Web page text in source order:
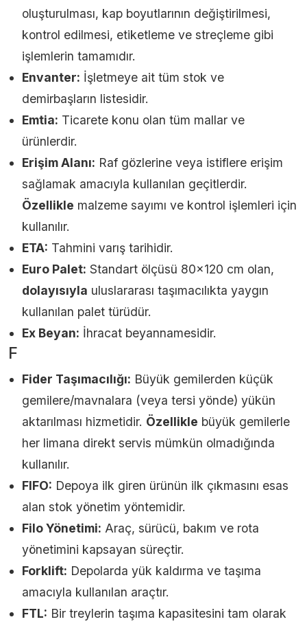
oluşturulması, kap boyutlarının değiştirilmesi,
kontrol edilmesi, etiketleme ve streçleme gibi
işlemlerin tamamıdır.
Envanter: İşletmeye ait tüm stok ve
demirbaşların listesidir.
Emtia: Ticarete konu olan tüm mallar ve
ürünlerdir.
Erişim Alanı: Raf gözlerine veya istiflere erişim
sağlamak amacıyla kullanılan geçitlerdir.
Özellikle malzeme sayımı ve kontrol işlemleri için
kullanılır.
ETA: Tahmini varış tarihidir.
Euro Palet: Standart ölçüsü 80×120 cm olan,
dolayısıyla uluslararası taşımacılıkta yaygın
kullanılan palet türüdür.
Ex Beyan: İhracat beyannamesidir.
F
Fider Taşımacılığı: Büyük gemilerden küçük
gemilere/mavnalara (veya tersi yönde) yükün
aktarılması hizmetidir. Özellikle büyük gemilerle
her limana direkt servis mümkün olmadığında
kullanılır.
FIFO: Depoya ilk giren ürünün ilk çıkmasını esas
alan stok yönetim yöntemidir.
Filo Yönetimi: Araç, sürücü, bakım ve rota
yönetimini kapsayan süreçtir.
Forklift: Depolarda yük kaldırma ve taşıma
amacıyla kullanılan araçtır.
FTL: Bir treylerin taşıma kapasitesini tam olarak